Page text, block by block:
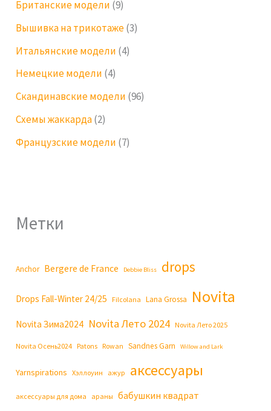
Британские модели (9)
Вышивка на трикотаже(3)
Итальянские модели (4)
Немецкие модели (4)
Скандинавские модели (96)
Схемы жаккарда(2)
Французские модели (7)
Метки
Anchor Bergere de France Debbie Bliss drops
Drops Fall-Winter 24/25 Filcolana Lana Grossa Novita
Novita Зима2024 Novita Лето 2024 Novita Лето 2025
Novita Осень2024 Patons Rowan Sandnes Garn Willow and Lark
Yarnspirations Хэллоуин ажур аксессуары
аксессуары для дома араны бабушкин квадрат